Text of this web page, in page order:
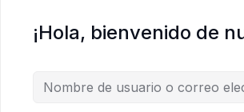
¡Hola, bienvenido de